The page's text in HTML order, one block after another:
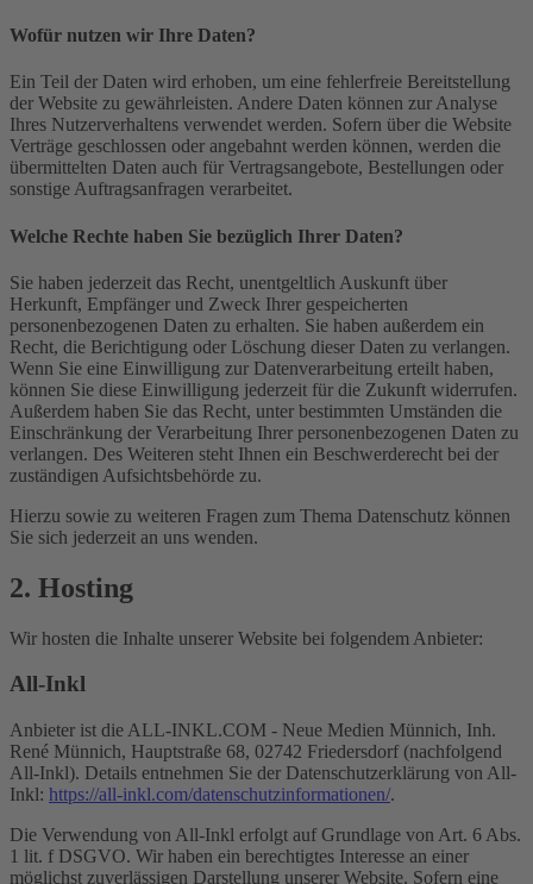
Wofür nutzen wir Ihre Daten?
Ein Teil der Daten wird erhoben, um eine fehlerfreie Bereitstellung
der Website zu gewährleisten. Andere Daten können zur Analyse
Ihres Nutzerverhaltens verwendet werden. Sofern über die Website
Verträge geschlossen oder angebahnt werden können, werden die
übermittelten Daten auch für Vertragsangebote, Bestellungen oder
sonstige Auftragsanfragen verarbeitet.
Welche Rechte haben Sie bezüglich Ihrer Daten?
Sie haben jederzeit das Recht, unentgeltlich Auskunft über
Herkunft, Empfänger und Zweck Ihrer gespeicherten
personenbezogenen Daten zu erhalten. Sie haben außerdem ein
Recht, die Berichtigung oder Löschung dieser Daten zu verlangen.
Wenn Sie eine Einwilligung zur Datenverarbeitung erteilt haben,
können Sie diese Einwilligung jederzeit für die Zukunft widerrufen.
Außerdem haben Sie das Recht, unter bestimmten Umständen die
Einschränkung der Verarbeitung Ihrer personenbezogenen Daten zu
verlangen. Des Weiteren steht Ihnen ein Beschwerderecht bei der
zuständigen Aufsichtsbehörde zu.
Hierzu sowie zu weiteren Fragen zum Thema Datenschutz können
Sie sich jederzeit an uns wenden.
2. Hosting
Wir hosten die Inhalte unserer Website bei folgendem Anbieter:
All-Inkl
Anbieter ist die ALL-INKL.COM - Neue Medien Münnich, Inh.
René Münnich, Hauptstraße 68, 02742 Friedersdorf (nachfolgend
All-Inkl). Details entnehmen Sie der Datenschutzerklärung von All-
Inkl: https://all-inkl.com/datenschutzinformationen/.
Die Verwendung von All-Inkl erfolgt auf Grundlage von Art. 6 Abs.
1 lit. f DSGVO. Wir haben ein berechtigtes Interesse an einer
möglichst zuverlässigen Darstellung unserer Website. Sofern eine